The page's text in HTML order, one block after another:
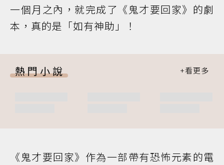
一個月之內，就完成了《鬼才要回家》的劇
本，真的是「如有神助」！
熱門小說
《鬼才要回家》作為一部帶有恐怖元素的電